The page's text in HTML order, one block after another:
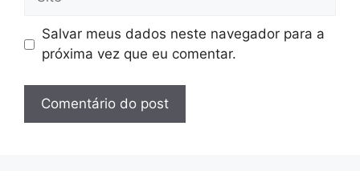
Salvar meus dados neste navegador para a
próxima vez que eu comentar.